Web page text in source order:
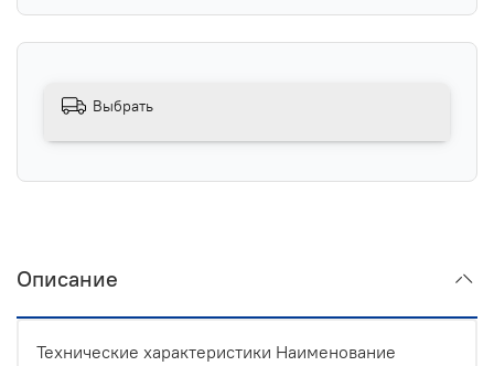
Выбрать
Описание
Технические характеристики Наименование